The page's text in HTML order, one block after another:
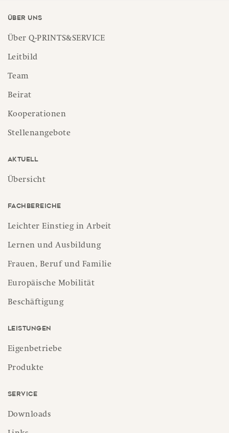
Über uns
Über Q-PRINTS&SERVICE
Leitbild
Team
Beirat
Kooperationen
Stellenangebote
Aktuell
Übersicht
Fachbereiche
Leichter Einstieg in Arbeit
Lernen und Ausbildung
Frauen, Beruf und Familie
Europäische Mobilität
Beschäftigung
Leistungen
Eigenbetriebe
Produkte
Service
Downloads